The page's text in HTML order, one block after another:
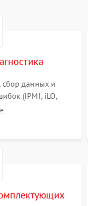
сбор данных и
(IPMI, iLO,
и базовой